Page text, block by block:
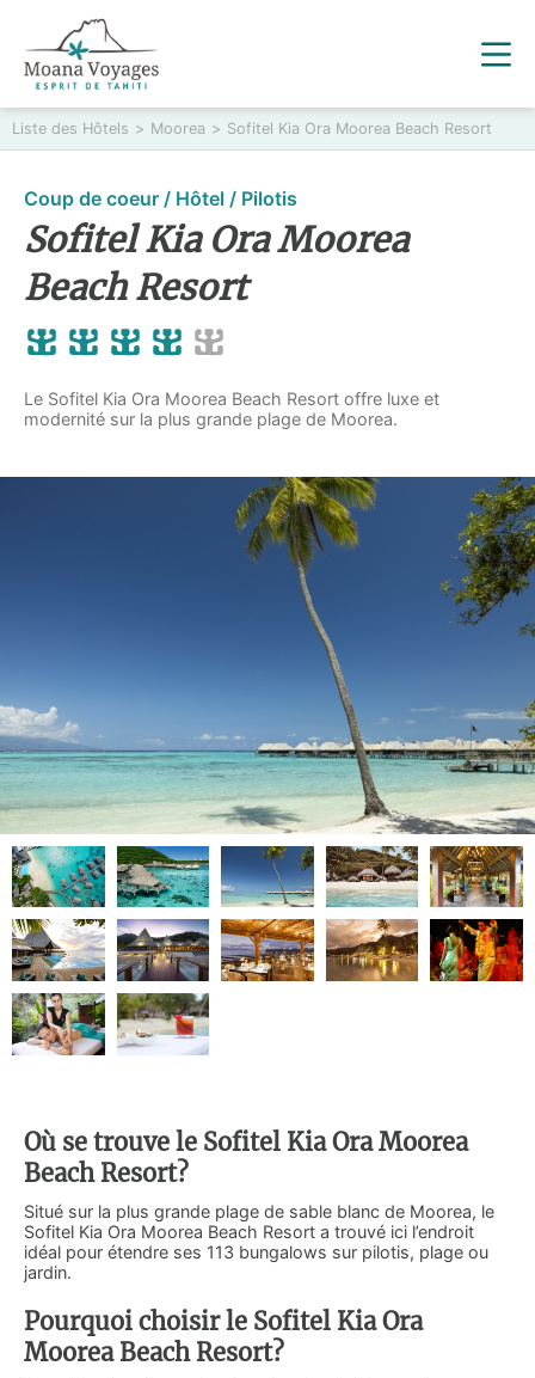
Liste des Hôtels > Moorea > Sofitel Kia Ora Moorea Beach Resort
Coup de coeur / Hôtel / Pilotis
Sofitel Kia Ora Moorea
Beach Resort
Le Sofitel Kia Ora Moorea Beach Resort offre luxe et
modernité sur la plus grande plage de Moorea.
Où se trouve le Sofitel Kia Ora Moorea
Beach Resort?
Situé sur la plus grande plage de sable blanc de Moorea, le
Sofitel Kia Ora Moorea Beach Resort a trouvé ici l’endroit
idéal pour étendre ses 113 bungalows sur pilotis, plage ou
jardin.
Pourquoi choisir le Sofitel Kia Ora
Moorea Beach Resort?